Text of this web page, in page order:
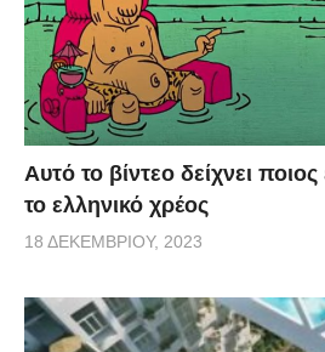
Αυτό το βίντεο δείχνει
το ελληνικό χρέος
18 ΔΕΚΕΜΒΡΊΟΥ, 2023